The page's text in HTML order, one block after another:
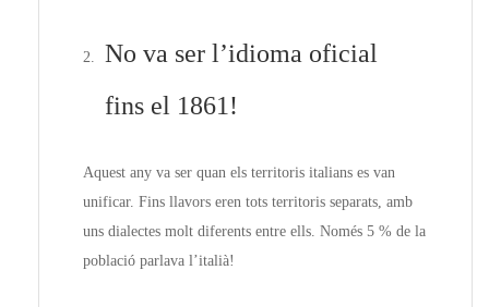
No va ser l’idioma oficial
fins el 1861!
Aquest any va ser quan els territoris italians es van
unificar. Fins llavors eren tots territoris separats, amb
uns dialectes molt diferents entre ells. Només 5 % de la
població parlava l’italià!